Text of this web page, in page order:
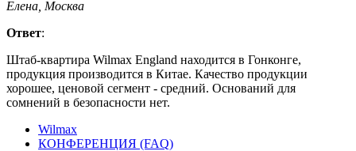
Елена, Москва
Ответ:
Штаб-квартира Wilmax England находится в Гонконге,
продукция производится в Китае. Качество продукции
хорошее, ценовой сегмент - средний. Оснований для
сомнений в безопасности нет.
Wilmax
КОНФЕРЕНЦИЯ (FAQ)